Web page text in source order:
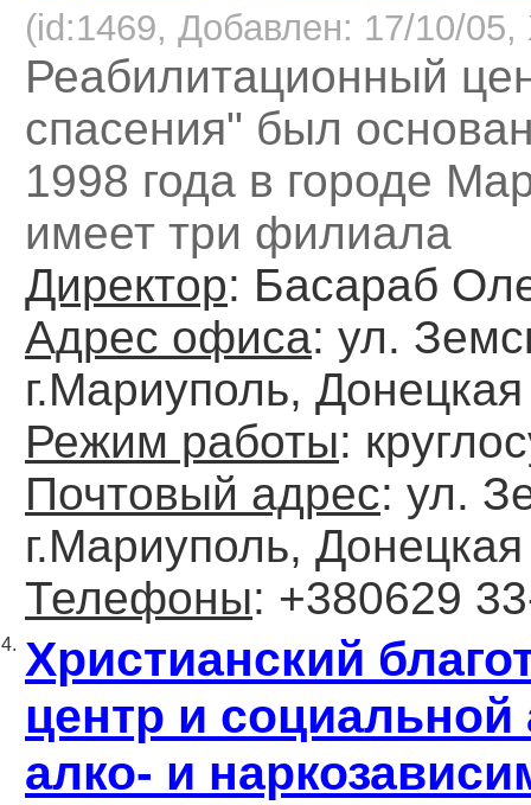
(id:1469, Добавлен: 17/10/05,
Реабилитационный
спасения" был
1998 года в городе
имеет три филиала
Директор: Басараб
Адрес офиса: ул.
г.Мариуполь,
Режим работы:
Почтовый адрес: ул.
г.Мариуполь,
Телефоны: +380629
4. Христианский
центр и социальной
алко- и